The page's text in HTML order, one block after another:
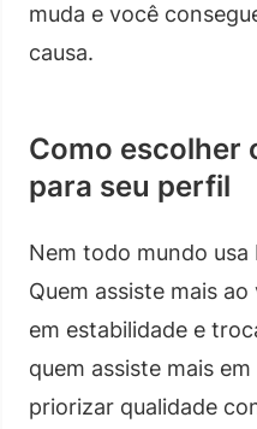
muda e você
causa.
Como escolher
para seu perfil
Nem todo mundo usa
Quem assiste mais
em estabilidade e
quem assiste mais
priorizar qualidade